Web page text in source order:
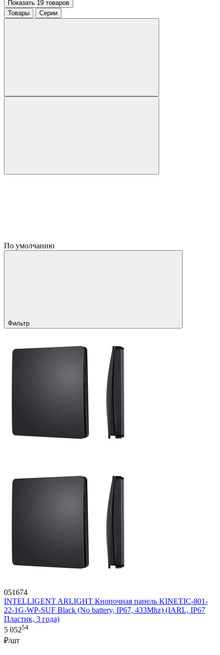
Показать 19 товаров
Товары
Серии
По умолчанию
Фильтр
051674
INTELLIGENT ARLIGHT Кнопочная панель KINETIC-801-
22-1G-WP-SUF Black (No battery, IP67, 433Mhz) (IARL, IP67
Пластик, 3 года)
5 05254
₽/шт